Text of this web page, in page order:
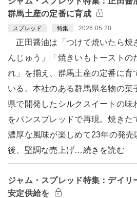
群馬土産の定番に育成
スプレッド 特集 2026.05.20
正田醤油は「つけて焼いたら焼
んじゅう」「焼きいもトーストの
れ」を揃え、群馬土産の定番に育
いる。本社のある群馬県名物の菓
県で開発したシルクスイートの味
をパンスプレッドで再現。焼きた
濃厚な風味が楽しめて23年の発売
後、堅調な売上げ…続きを読む
ジャム・スプレッド特集：デイ
安定供給を